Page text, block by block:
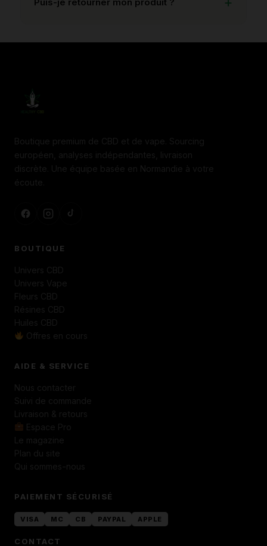
BOUTIQUE
AIDE & SERVICE
PAIEMENT SÉCURISÉ
VISA MC CB PAYPAL APPLE
CONTACT